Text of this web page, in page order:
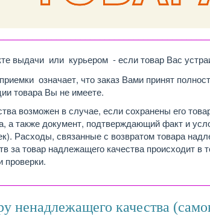
выдачи или курьером - если товар Вас
означает, что заказ Вами принят
товара Вы не имеете.
возможен в случае, если сохранены его
а также документ, подтверждающий факт и
Расходы, связанные с возвратом товара
за товар надлежащего качества происходит в
проверки.
ненадлежащего качества